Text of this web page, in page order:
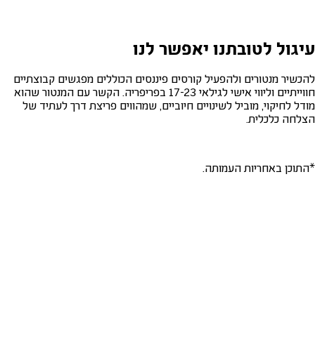
עיגול לטובתנו יאפשר לנו
להכשיר מנטורים ולהפעיל קורסים פיננסים הכוללים מפגשים קבוצתיים
חווייתיים וליווי אישי לגילאי 17-23 בפריפריה. הקשר עם המנטור שהוא
מודל לחיקוי, מוביל לשינויים חיוביים, שמהווים פריצת דרך לעתיד של
הצלחה כלכלית.
*התוכן באחריות העמותה.